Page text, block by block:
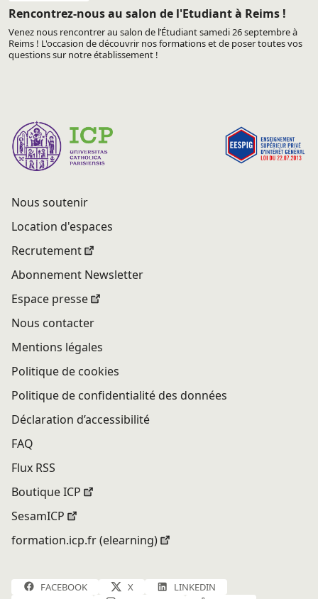
Rencontrez-nous au salon de l'Etudiant à Reims !
Venez nous rencontrer au salon de l’Étudiant samedi 26 septembre à
Reims ! L'occasion de découvrir nos formations et de poser toutes vos
questions sur notre établissement !
Nous soutenir
Location d'espaces
Recrutement
Abonnement Newsletter
Espace presse
Nous contacter
Mentions légales
Politique de cookies
Politique de confidentialité des données
Déclaration d’accessibilité
FAQ
Flux RSS
Boutique ICP
SesamICP
formation.icp.fr (elearning)
FACEBOOK X
LINKEDIN